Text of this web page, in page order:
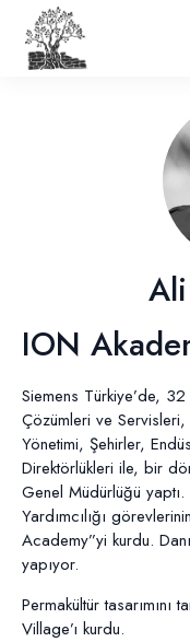
ION
Siemens Türkiye’de, 32
Çözümleri ve
Yönetimi, Şehirler,
Direktörlükleri ile, bir
Genel Müdürlüğü
Yardımcılığı
Academy”yi kurdu.
yapıyor.
Permakültür
Village’ı kurdu.